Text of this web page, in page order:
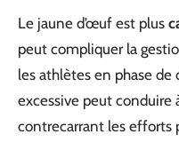
Le jaune d’œuf est plus
peut compliquer la
les athlètes en phase
excessive peut conduire
contrecarrant les efforts